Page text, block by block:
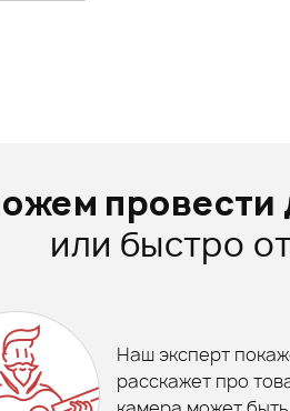
провести
или быстро
Наш эксперт
расскажет про